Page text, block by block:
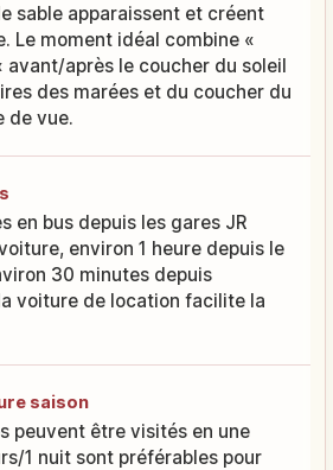
sable apparaissent et créent
Le moment idéal combine «
avant/après le coucher du soleil
des marées et du coucher du
de vue.
en bus depuis les gares JR
environ 1 heure depuis le
30 minutes depuis
voiture de location facilite la
saison
peuvent être visités en une
1 nuit sont préférables pour